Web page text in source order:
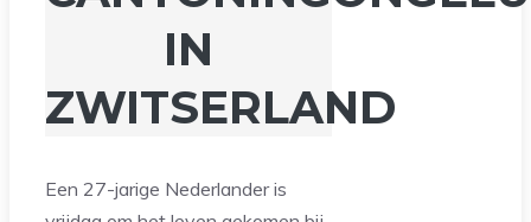
IN
ZWITSERLAND
Een 27-jarige Nederlander is